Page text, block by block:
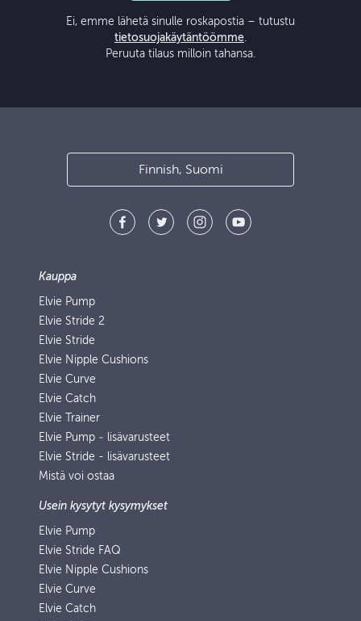
Ei, emme lähetä sinulle roskapostia – tutustu
tietosuojakäytäntöömme.
Peruuta tilaus milloin tahansa.
Finnish, Suomi
Kauppa
Elvie Pump
Elvie Stride 2
Elvie Stride
Elvie Nipple Cushions
Elvie Curve
Elvie Catch
Elvie Trainer
Elvie Pump ‑ lisävarusteet
Elvie Stride - lisävarusteet
Mistä voi ostaa
Usein kysytyt kysymykset
Elvie Pump
Elvie Stride FAQ
Elvie Nipple Cushions
Elvie Curve
Elvie Catch